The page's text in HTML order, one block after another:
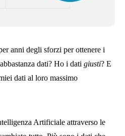
anni degli sforzi per ottenere i
dati? Ho i dati giusti? E
dati al loro massimo
Artificiale attraverso le